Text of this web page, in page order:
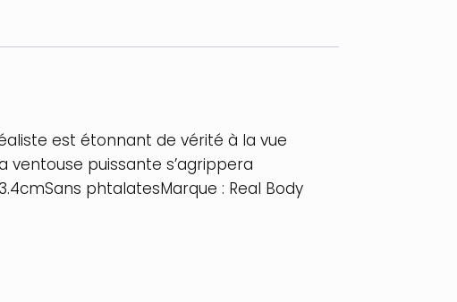
est étonnant de vérité à la vue
ventouse puissante s’agrippera
phtalatesMarque : Real Body